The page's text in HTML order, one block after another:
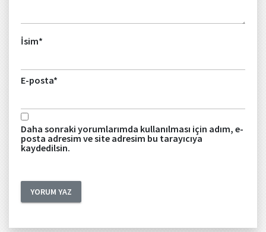
İsim*
E-posta*
Daha sonraki yorumlarımda kullanılması için adım, e-
posta adresim ve site adresim bu tarayıcıya
kaydedilsin.